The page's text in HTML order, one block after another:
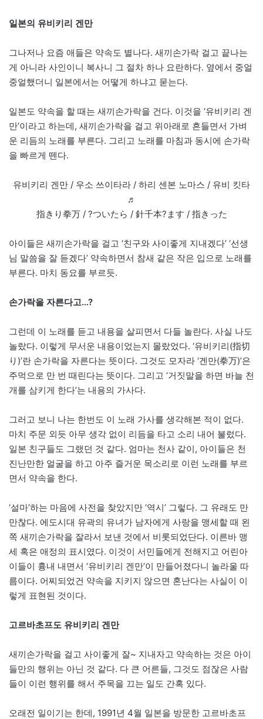
일본의 유비키리 겐만
그나저나 요즘 애들은 약속도 별나다. 새끼손가락 걸고 끝나는
게 아니라 사인이니 복사니 그 절차 하나 요란하다. 옆에서 중얼
중얼했더니 일본에서는 어떻게 하냐고 묻는다.
일본도 약속을 할 때는 새끼손가락을 건다. 이것을 ‘유비키리 겐
만’이라고 하는데, 새끼손가락을 걸고 위아래로 흔들면서 가벼
운 리듬의 노래를 부른다. 그리고 노래를 마침과 동시에 손가락
을 빠르게 뗀다.
유비키리 겐만 / 우소 쓰이타라 / 하리 센본 노마스 / 유비 킷타
♬
指きり拳万 / ?ついたら / 針千本?ます / 指きった
아이들은 새끼손가락을 걸고 ‘친구와 사이좋게 지내겠다’ ‘선생
님 말씀을 잘 듣겠다’ 약속하면서 참새 같은 작은 입으로 노래를
부른다. 마치 동요를 부르듯.
손가락을 자른다고…?
그런데 이 노래를 듣고 내용을 살피면서 다들 놀란다. 사실 나도
놀랐다. 이렇게 무서운 내용이었는지 몰랐었다. ‘유비키리(指切
り)’란 손가락을 자른다는 뜻이다. 그것도 모자라 ‘겐만(拳万)’은
주먹으로 만 번 때린다는 뜻이다. 그리고 ‘거짓말을 하면 바늘 천
개를 삼키게 한다’는 내용의 가사다.
그러고 보니 나는 한번도 이 노래 가사를 생각해본 적이 없다.
마치 주문 외듯 아무 생각 없이 리듬을 타고 소리 내어 불렀다.
일본 친구들도 그랬던 것 같다. 엄마는 천사 같이, 아이들은 천
진난만한 얼굴을 하고 아주 즐거운 목소리로 이런 노래를 부르
면서 약속을 한다.
‘설마’하는 마음에 사전을 찾았지만 ‘역시’ 그렇다. 그 유래도 만
만찮다. 에도시대 유곽의 유녀가 남자에게 사랑을 맹세할 때 왼
쪽 새끼손가락을 잘라서 보낸 것에서 비롯되었단다. 이른바 맹
세 혹은 애정의 표시였다. 이것이 서민들에게 전해지고 어린아
이들이 흉내 내면서 ‘유비키리 겐만’이 만들어졌다니 놀라울 따
름이다. 어찌되었건 약속을 지키지 않으면 혼난다는 사실이 이
렇게 표현된 것이다.
고르바초프도 유비키리 겐만
새끼손가락을 걸고 사이좋게 잘~ 지내자고 약속하는 것은 아이
들만의 행위는 아닌 것 같다. 다 큰 어른들, 그것도 점잖은 사람
들이 이런 행위를 해서 주목을 끄는 일도 간혹 있다.
오래전 일이기는 한데, 1991년 4월 일본을 방문한 고르바초프